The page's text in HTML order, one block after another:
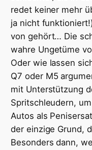
redet keiner mehr
ja nicht
von gehört… Die
wahre Ungetüme
Oder wie lassen
Q7 oder M5
mit Unterstützung
Spritschleudern,
Autos als
der einzige Grund,
Besonders dann,